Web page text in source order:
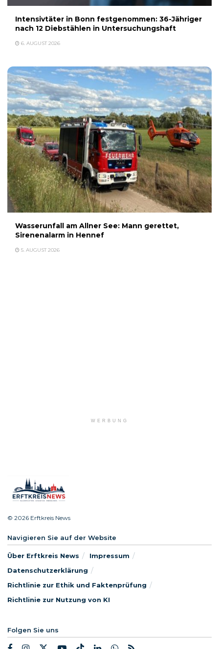
Intensivtäter in Bonn festgenommen: 36-Jähriger
nach 12 Diebstählen in Untersuchungshaft
6. AUGUST 2026
Wasserunfall am Allner See: Mann gerettet,
Sirenenalarm in Hennef
5. AUGUST 2026
WERBUNG
© 2026 Erftkreis News
Navigieren Sie auf der Website
Über Erftkreis News
Impressum
Datenschutzerklärung
Richtlinie zur Ethik und Faktenprüfung
Richtlinie zur Nutzung von KI
Folgen Sie uns